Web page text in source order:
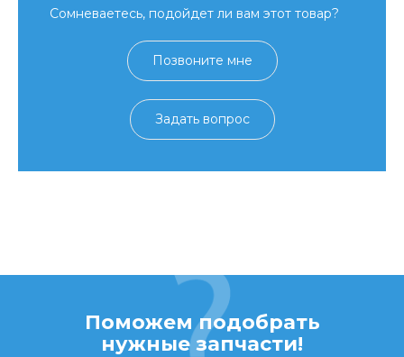
Сомневаетесь, подойдет ли вам этот товар?
Позвоните мне
Задать вопрос
Поможем подобрать
нужные запчасти!